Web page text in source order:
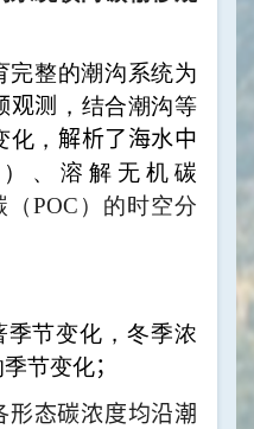
完整的潮沟系统为
观测
，结合潮沟等
化，解析了海水中
）、溶解无机碳
（POC ）的时空分
季节变化，冬季浓
节变化；
形态碳浓度均沿潮